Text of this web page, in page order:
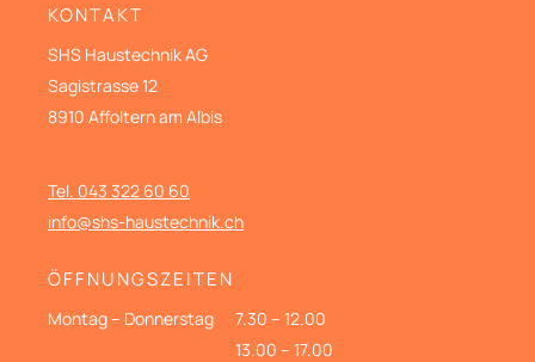
KONTAKT
SHS Haustechnik AG
Sagistrasse 12
8910 Affoltern am Albis
Tel. 043 322 60 60
info@shs-haustechnik.ch
ÖFFNUNGSZEITEN
Montag – Donnerstag
7.30 – 12.00
13.00 – 17.00